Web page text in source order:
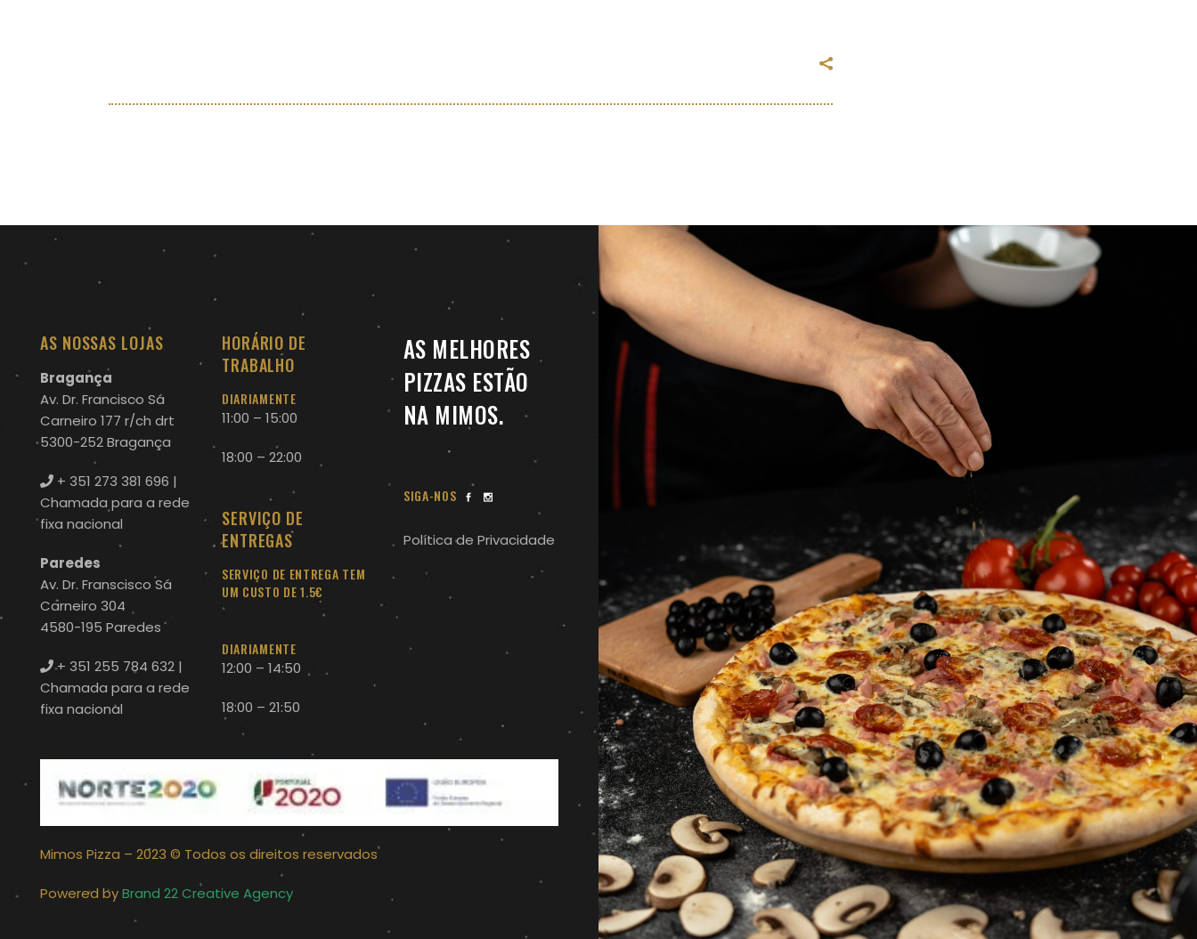
AS NOSSAS LOJAS
Bragança
Av. Dr. Francisco Sá
Carneiro 177 r/ch drt
5300-252 Bragança
+ 351 273 381 696 |
Chamada para a rede
fixa nacional
Paredes
Av. Dr. Franscisco Sá
Carneiro 304
4580-195 Paredes
+ 351 255 784 632 |
Chamada para a rede
fixa nacional
HORÁRIO DE
TRABALHO
DIARIAMENTE
11:00 – 15:00
18:00 – 22:00
SERVIÇO DE
ENTREGAS
SERVIÇO DE ENTREGA TEM
UM CUSTO DE 1.5€
DIARIAMENTE
12:00 – 14:50
18:00 – 21:50
AS MELHORES
PIZZAS ESTÃO
NA MIMOS.
SIGA-NOS
Política de Privacidade
Mimos Pizza – 2023 © Todos os direitos reservados
Powered byBrand 22 Creative Agency